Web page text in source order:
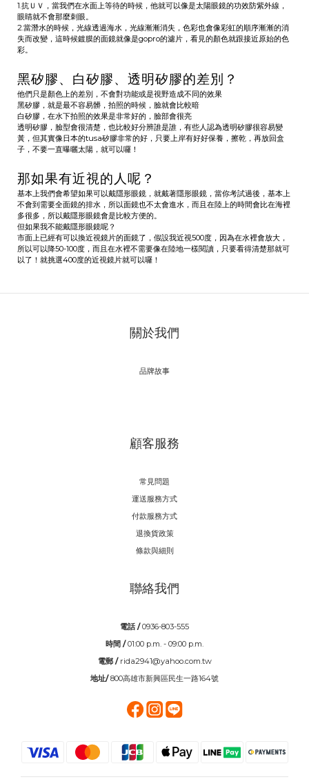
1.抗ＵＶ ，當我們在水面上等待的時候，他就可以像是太陽眼鏡的功效防紫外線，
眼睛就不會那麼刺眼。
2.當潛水的時候，光線透過海水，光線漸漸消失，色彩也會像彩虹的順序漸漸的消
失而改變，這時候鍍膜的面鏡就像是gopro的濾片， 看見的顏色就跟接近原始的色
彩。
黑矽膠、白矽膠、透明矽膠的差別？
他們只是顏色上的差別，不會對功能或是視野造成不同的效果
黑矽膠 ，就是最不容易髒，拍照的時候，臉就會比較暗
白矽膠 ，在水下拍照的效果是非常好的，臉部會很亮
透明矽膠 ，臉型會很清楚，也比較好分辨誰是誰，有些人認為透明矽膠很容易變
黃，但其實像日本的tusa矽膠非常的好，只要上岸有好好保養，擦乾，再放回盒
子，不要一直曝曬太陽，就可以囉！
那如果有近視的人呢？
基本上我們會希望如果可以戴隱形眼鏡，就戴著隱形眼鏡，當你考試過後，基本上
不會到需要全面鏡的排水，所以面鏡也不太會進水，而且在陸上的時間會比在海裡
多很多，所以戴隱形眼鏡會是比較方便的。
但如果我不能戴隱形眼鏡呢？
市面上已經有可以換近視鏡片的面鏡了，假設我近視500度，因為在水裡會放大，
所以可以降50-100度，而且在水裡不需要像在陸地一樣閱讀，只要看得清楚那就可
以了！就挑選400度的近視鏡片就可以囉！
關於我們
品牌故事
顧客服務
常見問題
運送服務方式
付款服務方式
退換貨政策
條款與細則
聯絡我們
電話 /0936-803-555
時間 /01:00 p.m. - 09:00 p.m.
電郵 / rida2941@yahoo.com.tw
地址/800高雄市新興區民生一路164號